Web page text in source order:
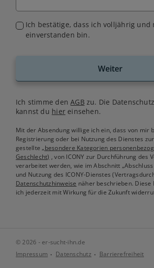
Ich bestätige, dass ich volljährig und
einverstanden bin.
Weiter
Ich stimme denAGB zu. Die
kannst du hiereinsehen.
Mit der Absendung willige ich ein, dass von mir
Registrierung oder bei Nutzung des Dienstes
gestellte„besondere Kategorien
Geschlecht) , von ICONY zur Durchführung des
verarbeitet werden, wie im Abschnitt
und Nutzung des ICONY-Dienstes
Datenschutzhinweise näher beschrieben. Diese
ich jederzeit mit Wirkung für die Zukunft
© 2026 - er-sucht-ihn.de
Impressum
Datenschutz Barrierefreiheit